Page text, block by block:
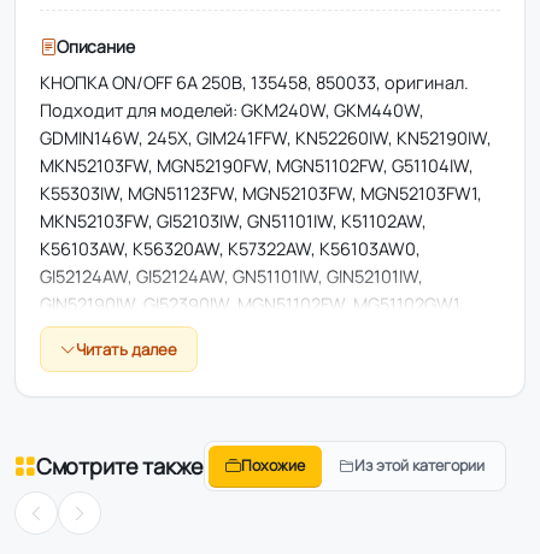
Описание
КНОПКА ON/OFF 6А 250В, 135458, 850033, оригинал.
Подходит для моделей: GKM240W, GKM440W,
GDMIN146W, 245X, GIM241FFW, KN52260IW, KN52190IW,
MKN52103FW, MGN52190FW, MGN51102FW, G51104IW,
K55303IW, MGN51123FW, MGN52103FW, MGN52103FW1,
MKN52103FW, GI52103IW, GN51101IW, K51102AW,
K56103AW, K56320AW, K57322AW, K56103AW0,
GI52124AW, GI52124AW, GN51101IW, GIN52101IW,
GIN52190IW, GI52390IW, MGN51102FW, MG51102GW1,
MKN51102GW1, MKN51100FW2, MKN52102GW,
MK52160GW, MKN56101FW, MKN56101GW,
GI52108AW, KK51102HW1, GN51101IW, MK51100FW,
MK52102FW, MK55103GW, MKN52101GW, K55129 IW,
K52103 IW, GI52190IW, GMN135AW, GSH40973WE,
KN55102IW, MGN51102FW1, G209-4BZ, MKN51200FW,
Читать далее
Смотрите также Похожие Из этой категории